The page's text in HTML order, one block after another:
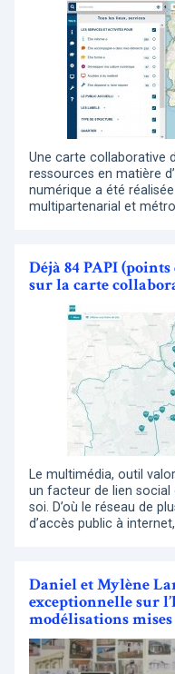
Une carte collaborative
ressources en matière
numérique a été
multipartenarial et
Déjà 84 PAPI
sur la carte
Le multimédia, outil
un facteur de lien social
soi. D’où le réseau de
d’accès public à
Daniel et Mylène
exceptionnelle sur
modélisations